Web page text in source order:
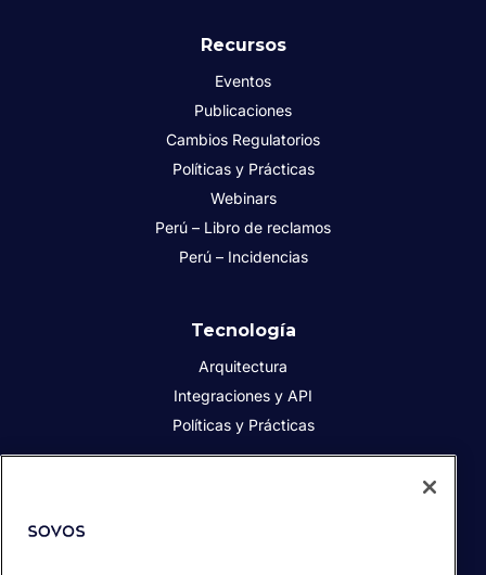
Recursos
Eventos
Publicaciones
Cambios Regulatorios
Políticas y Prácticas
Webinars
Perú – Libro de reclamos
Perú – Incidencias
Tecnología
Arquitectura
Integraciones y API
Políticas y Prácticas